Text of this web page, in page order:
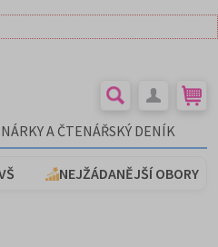
A ČTENÁŘSKÝ DENÍK
NEJŽÁDANĚJŠÍ OBORY